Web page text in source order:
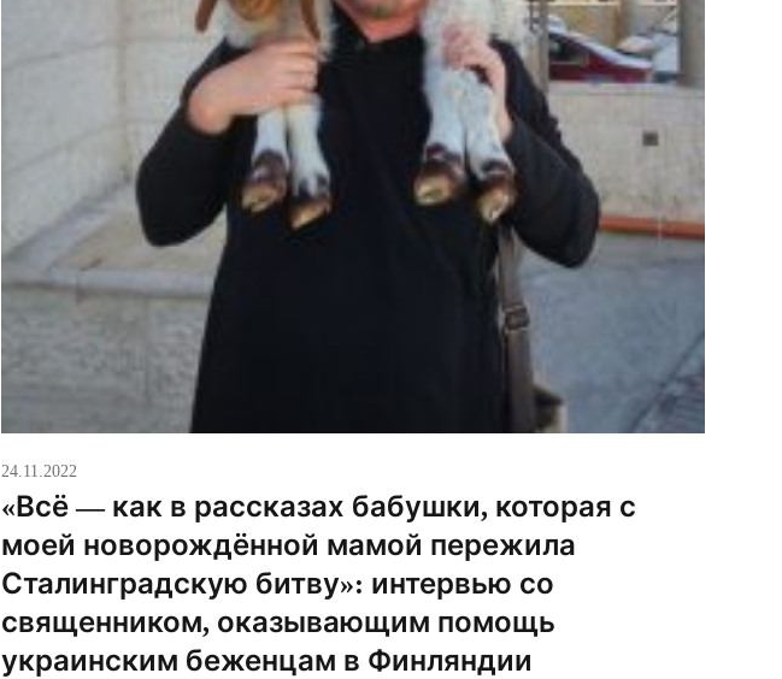
24.11.2022
«Всё — как в рассказах бабушки, которая с
моей новорождённой мамой пережила
Сталинградскую битву»: интервью со
священником, оказывающим помощь
украинским беженцам в Финляндии